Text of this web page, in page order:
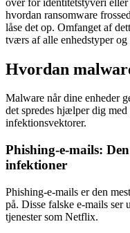
hvordan ransomware
låse det op. Omfanget af
tværs af alle enhedstyper og
Hvordan
Malware når dine enheder
det spredes hjælper dig
infektionsvektorer.
Phishing-e-mails:
infektioner
Phishing-e-mails er den
på. Disse falske e-mails ser
tjenester som Netflix.